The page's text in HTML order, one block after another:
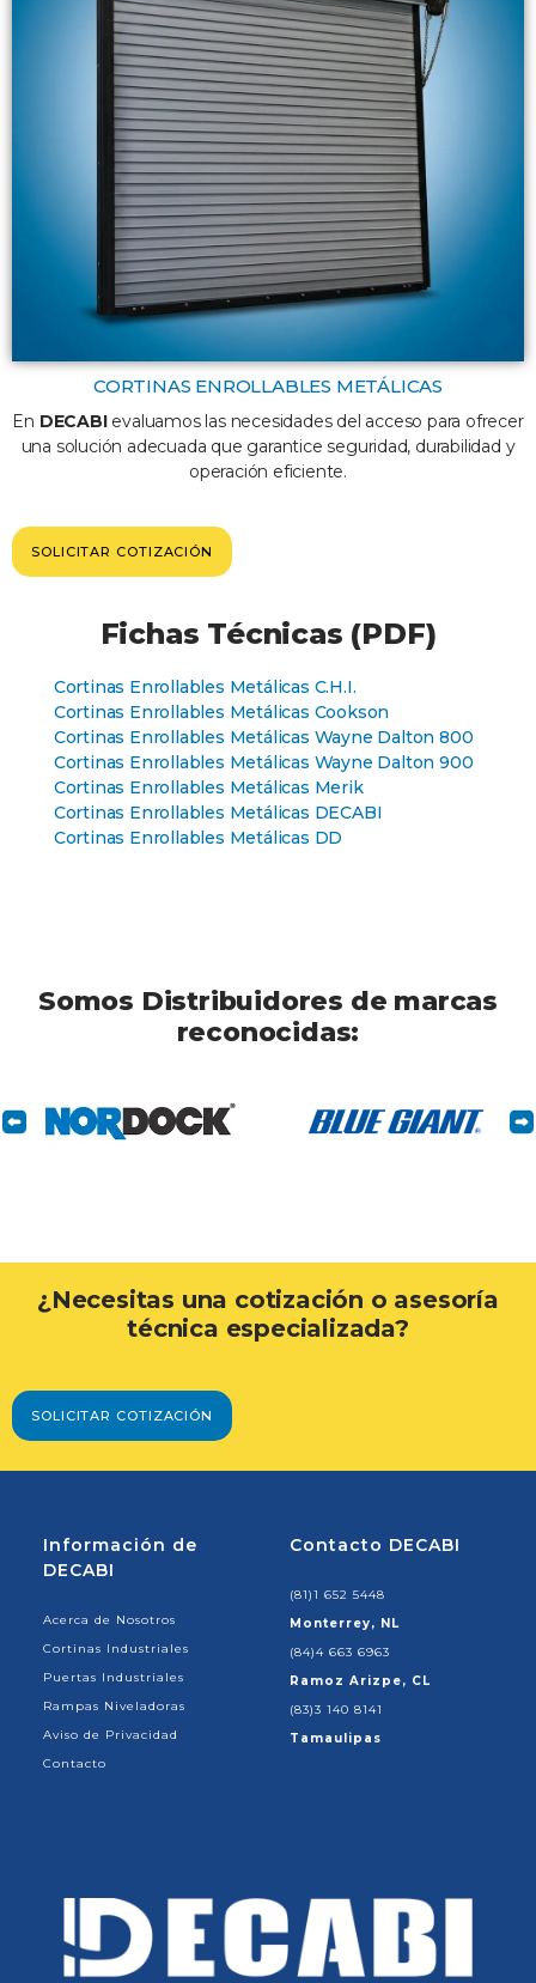
CORTINAS ENROLLABLES METÁLICAS
En DECABIevaluamos las necesidades del acceso para ofrecer
una solución adecuada que garantice seguridad, durabilidad y
operación eficiente.
SOLICITAR COTIZACIÓN
Fichas Técnicas (PDF)
Cortinas Enrollables Metálicas C.H.I.
Cortinas Enrollables Metálicas Cookson
Cortinas Enrollables Metálicas Wayne Dalton 800
Cortinas Enrollables Metálicas Wayne Dalton 900
Cortinas Enrollables Metálicas Merik
Cortinas Enrollables Metálicas DECABI
Cortinas Enrollables Metálicas DD
Somos Distribuidores de marcas
reconocidas:
¿Necesitas una cotización o asesoría
técnica especializada?
SOLICITAR COTIZACIÓN
Información de
DECABI
Acerca de Nosotros
Cortinas Industriales
Puertas Industriales
Rampas Niveladoras
Aviso de Privacidad
Contacto
Contacto DECABI
(81)1 652 5448
Monterrey, NL
(84)4 663 6963
Ramoz Arizpe, CL
(83)3 140 8141
Tamaulipas